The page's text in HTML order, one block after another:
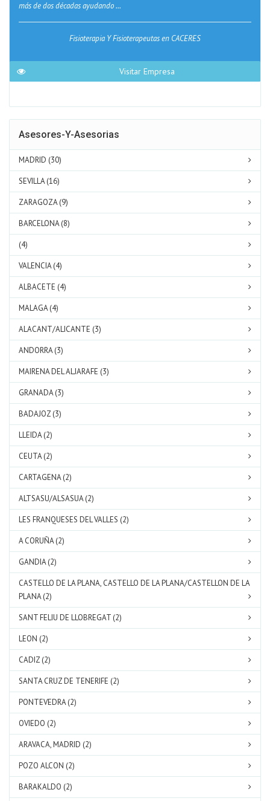
más de dos décadas ayudando ...
Fisioterapia Y Fisioterapeutas en CACERES
Visitar Empresa
Asesores-Y-Asesorias
MADRID (30)
SEVILLA (16)
ZARAGOZA (9)
BARCELONA (8)
(4)
VALENCIA (4)
ALBACETE (4)
MALAGA (4)
ALACANT/ALICANTE (3)
ANDORRA (3)
MAIRENA DEL ALJARAFE (3)
GRANADA (3)
BADAJOZ (3)
LLEIDA (2)
CEUTA (2)
CARTAGENA (2)
ALTSASU/ALSASUA (2)
LES FRANQUESES DEL VALLES (2)
A CORUÑA (2)
GANDIA (2)
CASTELLO DE LA PLANA, CASTELLO DE LA PLANA/CASTELLON DE LA
PLANA (2)
SANT FELIU DE LLOBREGAT (2)
LEON (2)
CADIZ (2)
SANTA CRUZ DE TENERIFE (2)
PONTEVEDRA (2)
OVIEDO (2)
ARAVACA, MADRID (2)
POZO ALCON (2)
BARAKALDO (2)